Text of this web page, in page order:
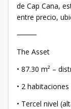
de Cap Cana,
entre precio,
⸻
The Asset
• 87.30 m² –
• 2
• Tercel nivel